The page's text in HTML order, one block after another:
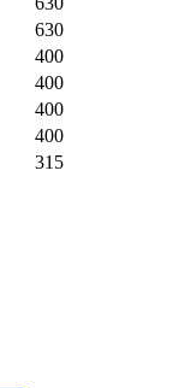
630
400
400
400
400
315